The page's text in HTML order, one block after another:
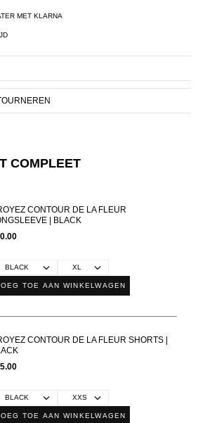
MET KLARNA
COMPLEET
CONTOUR DE LA FLEUR
| BLACK
TOE AAN WINKELWAGEN
CONTOUR DE LA FLEUR SHORTS |
TOE AAN WINKELWAGEN